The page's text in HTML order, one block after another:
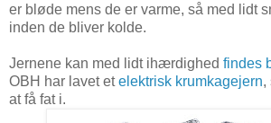
er bløde mens de er varme, så med lidt
inden de bliver kolde.
Jernene kan med lidt ihærdighed findes
OBH har lavet etelektrisk krumkagejern,
at få fat i.